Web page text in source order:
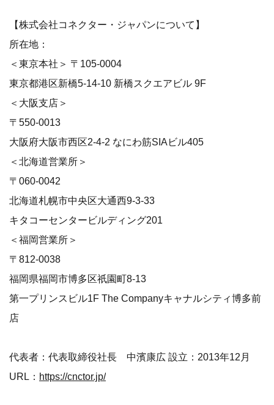
【株式会社コネクター・ジャパンについて】
所在地：
＜東京本社＞ 〒105-0004
東京都港区新橋5-14-10 新橋スクエアビル 9F
＜大阪支店＞
〒550-0013
大阪府大阪市西区2-4-2 なにわ筋SIAビル405
＜北海道営業所＞
〒060-0042
北海道札幌市中央区大通西9-3-33
キタコーセンタービルディング201
＜福岡営業所＞
〒812-0038
福岡県福岡市博多区祇園町8-13
第一プリンスビル1F The Companyキャナルシティ博多前
店
代表者：代表取締役社長 中濱康広 設立：2013年12月
URL： https://cnctor.jp/